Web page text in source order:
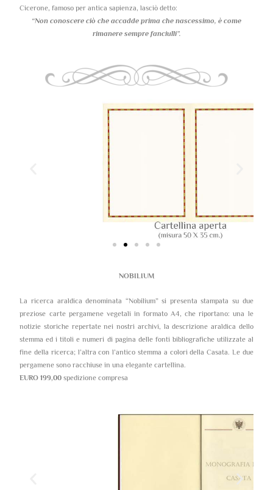
Cicerone, famoso per antica sapienza, lasciò detto:
“Non conoscere ciò che accadde prima che nascessimo, è come
rimanere sempre fanciulli”.
NOBILIUM
La ricerca araldica denominata “Nobilium” si presenta stampata su due
preziose carte pergamene vegetali in formato A4, che riportano: una le
notizie storiche repertate nei nostri archivi, la descrizione araldica dello
stemma ed i titoli e numeri di pagina delle fonti bibliografiche utilizzate al
fine della ricerca; l’altra con l’antico stemma a colori della Casata. Le due
pergamene sono racchiuse in una elegante cartellina.
EURO 199,00 spedizione compresa